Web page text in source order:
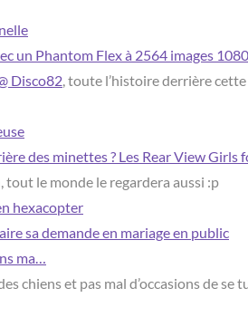
un Phantom Flex à 2564 images
Disco82, toute l’histoire derrière
des minettes ? Les Rear View Girls
tout le monde le regardera aussi :p
hexacopter
sa demande en mariage en public
ma…
chiens et pas mal d’occasions de se